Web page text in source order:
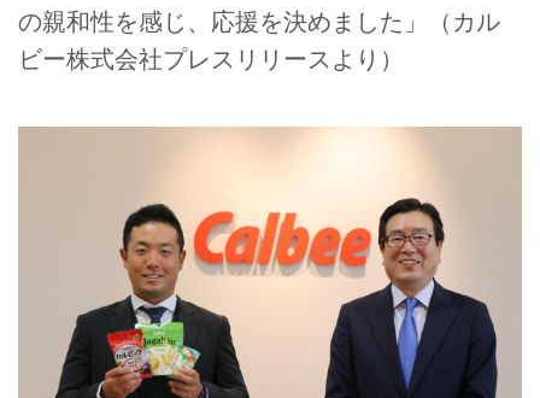
の親和性を感じ、応援を決めました」（カル
ビー株式会社プレスリリースより）